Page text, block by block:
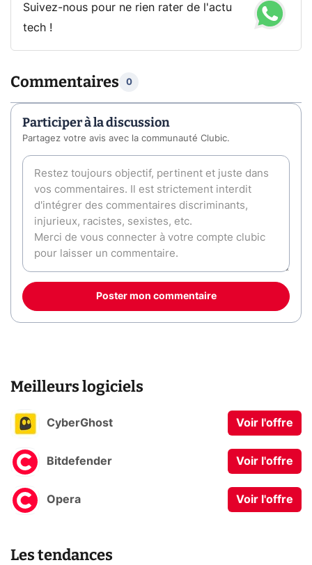
Suivez-nous pour ne rien rater de l'actu
tech !
Commentaires 0
Participer à la discussion
Partagez votre avis avec la communauté Clubic.
Poster mon commentaire
Meilleurs logiciels
CyberGhost Voir l'offre
Bitdefender Voir l'offre
Opera Voir l'offre
Les tendances